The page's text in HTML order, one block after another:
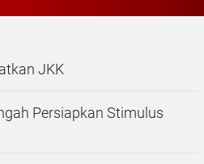
JKK
Persiapkan Stimulus